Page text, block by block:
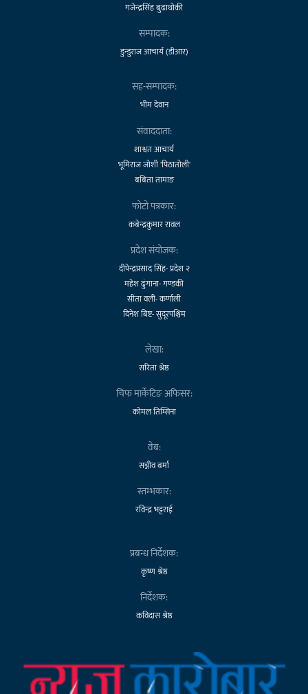
गजेन्द्रसिंह बुढाथोकी
सम्पादक:
डुन्डुराज आचार्य (डीआर)
सह-सम्पादक:
भीम देवान
संवाददाता:
शाश्वत आचार्य
भूमिराज जोशी 'पिठातोली'
बबिता तामाङ
फोटो पत्रकार:
कबेन्द्रकुमार रावल
प्रदेश संयोजक:
दीपेन्द्रप्रसाद सिंह- प्रदेश २
महेश ढुंगाना- गण्डकी
सीता वली- कर्णाली
दिनेश बिष्ट- सुदूरपश्चिम
लेखा:
सरिता श्रेष्ठ
चिफ मार्केटिङ अफिसर:
कोमल तिम्सिना
वेब:
सञ्जीव बर्मा
स्तम्भकार:
रविन्द्र भट्टराई
प्रबन्ध निर्देशक:
कृष्ण श्रेष्ठ
निर्देशक:
कविदास श्रेष्ठ